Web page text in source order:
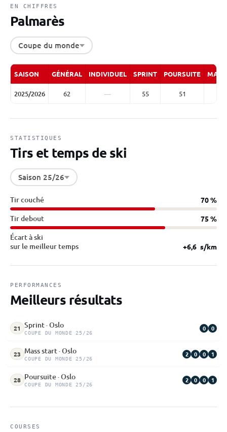
EN CHIFFRES
Palmarès
Coupe du monde
SAISON GÉNÉRAL INDIVIDUEL SPRINT POURSUITE
2025/2026 62 — 55 51
STATISTIQUES
Tirs et temps de ski
Saison 25/26
Tir couché 70 %
Tir debout 75 %
Écart à ski
sur le meilleur temps
+6,6 s/km
PERFORMANCES
Meilleurs résultats
21 Sprint · Oslo
COUPE DU MONDE 25/26
0 0
23 Mass start · Oslo
COUPE DU MONDE 25/26
2 0 0 1
28 Poursuite · Oslo
COUPE DU MONDE 25/26
2 0 0 1
COURSES